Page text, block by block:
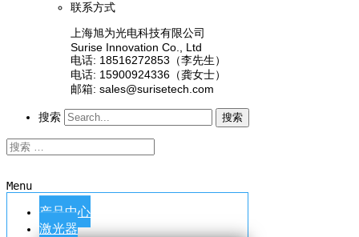
联系方式
上海旭为光电科技有限公司
Surise Innovation Co., Ltd
电话: 18516272853（李先生）
电话: 15900924336（龚女士）
邮箱: sales@surisetech.com
搜索 搜索
Menu
产品中心
激光器